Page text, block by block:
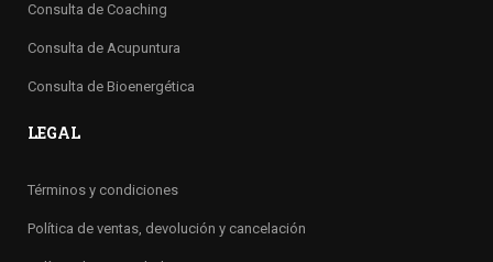
Consulta de Coaching
Consulta de Acupuntura
Consulta de Bioenergética
LEGAL
Términos y condiciones
Política de ventas, devolución y cancelación